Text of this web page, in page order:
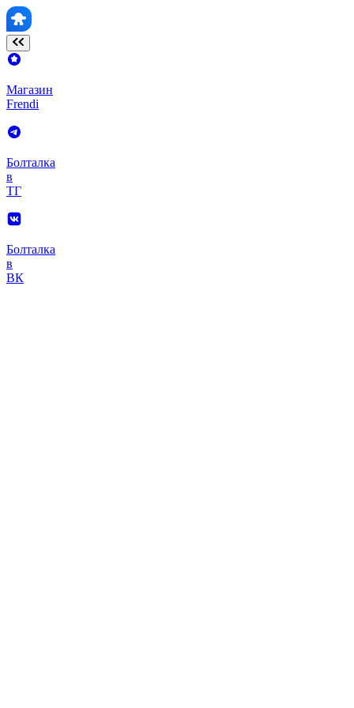
Магазин
Frendi
Болталка
в
ТГ
Болталка
в
ВК